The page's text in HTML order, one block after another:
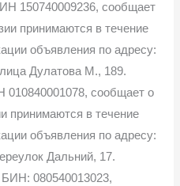
150740009236, сообщает
принимаются в течение
объявления по адресу:
Дулатова М., 189.
сообщает о
принимаются в течение
объявления по адресу:
Дальний, 17.
080540013023,